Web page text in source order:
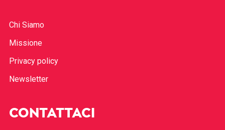
Chi Siamo
Missione
Privacy policy
Newsletter
CONTATTACI